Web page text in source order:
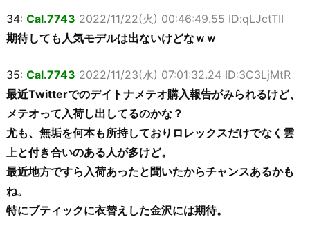
34: Cal.7743 2022/11/22(火) 00:46:49.55 ID:qLJctTII
期待しても人気モデルは出ないけどなｗｗ
35: Cal.7743 2022/11/23(水) 07:01:32.24 ID:3C3LjMtR
最近Twitterでのデイトナメテオ購入報告がみられるけど、
メテオって入荷し出してるのかな？
尤も、無垢を何本も所持しておりロレックスだけでなく雲
上と付き合いのある人が多けど。
最近地方ですら入荷あったと聞いたからチャンスあるかも
ね。
特にブティックに衣替えした金沢には期待。